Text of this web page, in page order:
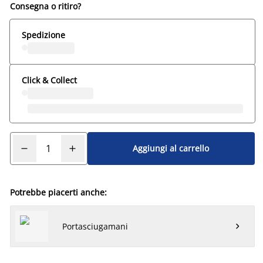
Consegna o ritiro?
Spedizione
Click & Collect
Aggiungi al carrello
Potrebbe piacerti anche:
Portasciugamani 